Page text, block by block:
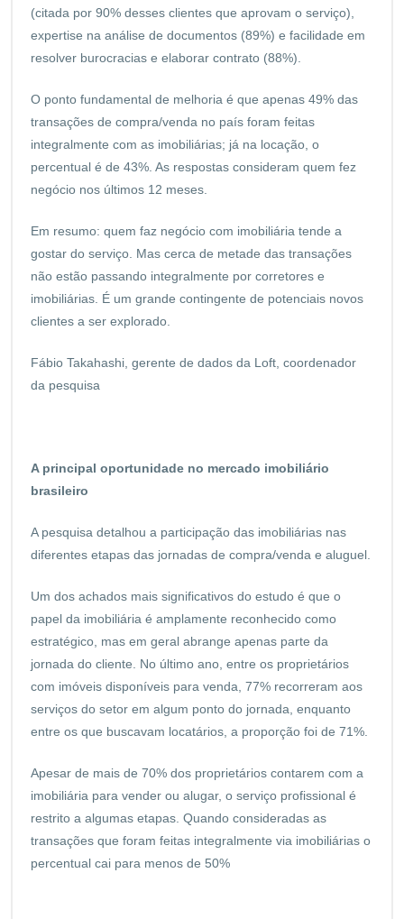
(citada por 90% desses clientes que aprovam o serviço),
expertise na análise de documentos (89%) e facilidade em
resolver burocracias e elaborar contrato (88%).
O ponto fundamental de melhoria é que apenas 49% das
transações de compra/venda no país foram feitas
integralmente com as imobiliárias; já na locação, o
percentual é de 43%. As respostas consideram quem fez
negócio nos últimos 12 meses.
Em resumo: quem faz negócio com imobiliária tende a
gostar do serviço. Mas cerca de metade das transações
não estão passando integralmente por corretores e
imobiliárias. É um grande contingente de potenciais novos
clientes a ser explorado.
Fábio Takahashi, gerente de dados da Loft, coordenador
da pesquisa
A principal oportunidade no mercado imobiliário
brasileiro
A pesquisa detalhou a participação das imobiliárias nas
diferentes etapas das jornadas de compra/venda e aluguel.
Um dos achados mais significativos do estudo é que o
papel da imobiliária é amplamente reconhecido como
estratégico, mas em geral abrange apenas parte da
jornada do cliente. No último ano, entre os proprietários
com imóveis disponíveis para venda, 77% recorreram aos
serviços do setor em algum ponto do jornada, enquanto
entre os que buscavam locatários, a proporção foi de 71%.
Apesar de mais de 70% dos proprietários contarem com a
imobiliária para vender ou alugar, o serviço profissional é
restrito a algumas etapas. Quando consideradas as
transações que foram feitas integralmente via imobiliárias o
percentual cai para menos de 50%